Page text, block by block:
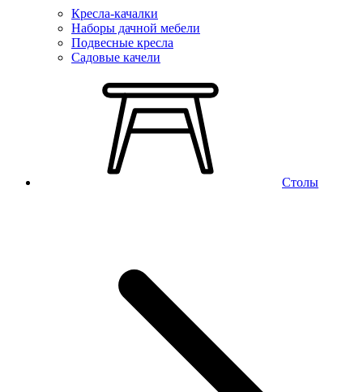
Кресла-качалки
Наборы дачной мебели
Подвесные кресла
Садовые качели
Столы